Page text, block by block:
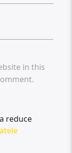
in this
reduce